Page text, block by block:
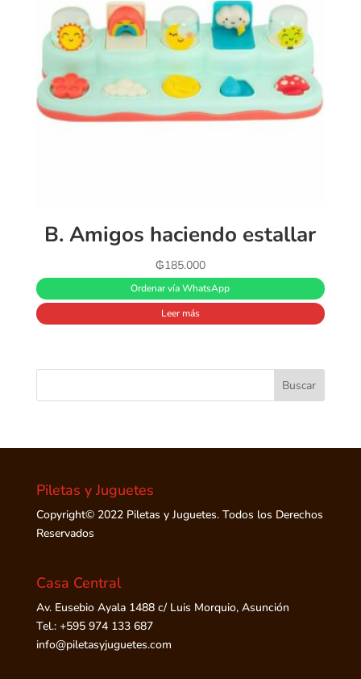
B. Amigos haciendo estallar
₲185.000
Ordenar vía WhatsApp
Leer más
Piletas y Juguetes
Copyright© 2022 Piletas y Juguetes. Todos los Derechos
Reservados
Casa Central
Av. Eusebio Ayala 1488 c/ Luis Morquio, Asunción
Tel.: +595 974 133 687
info@piletasyjuguetes.com